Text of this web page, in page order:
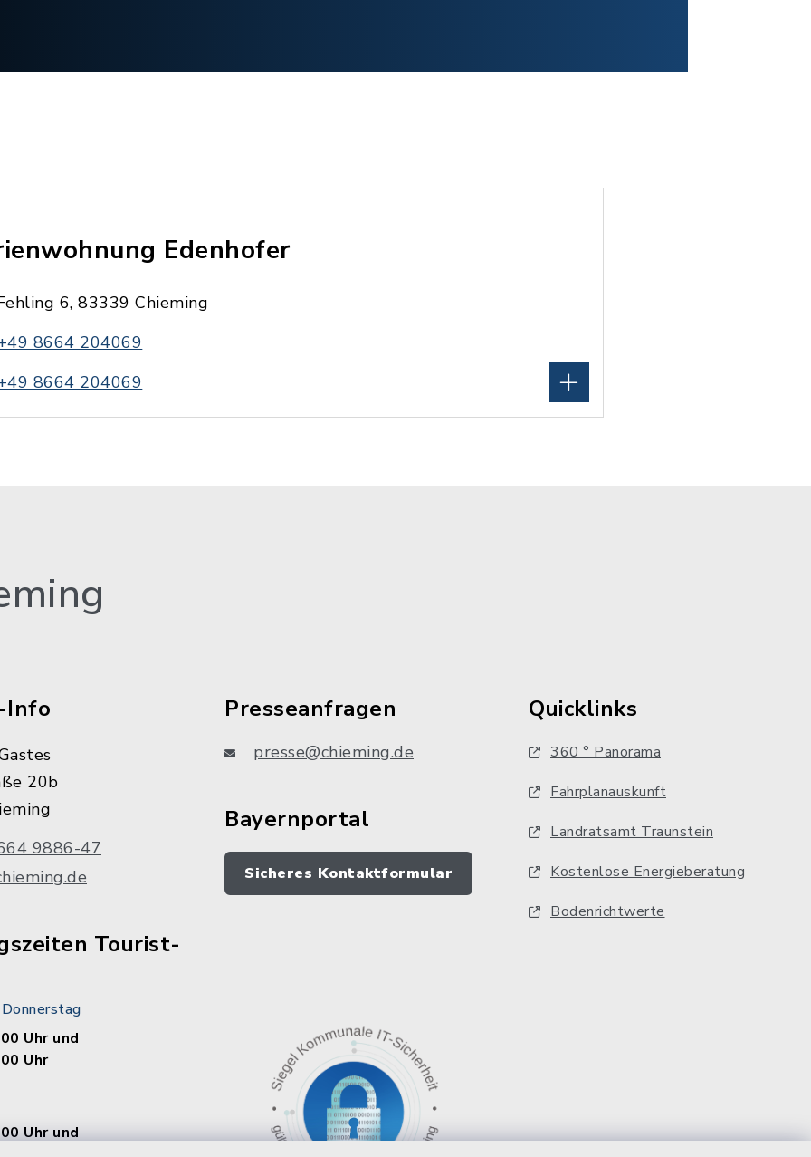
Edenhofer
6, 83339 Chieming
8664 204069
8664 204069
Info
20b
9886-47
Tourist-
Uhr und
Uhr
Uhr und
Presseanfragen
presse@chieming.de
Bayernportal
Sicheres Kontaktformular
Quicklinks
360 ° Panorama
Fahrplanauskunft
Landratsamt Traunstein
Kostenlose Energieberatung
Bodenrichtwerte